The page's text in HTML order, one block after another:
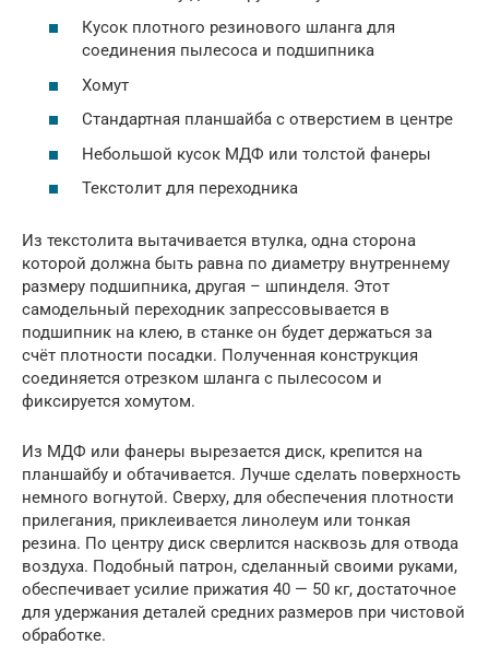
Кусок плотного резинового шланга для
соединения пылесоса и подшипника
Хомут
Стандартная планшайба с отверстием в центре
Небольшой кусок МДФ или толстой фанеры
Текстолит для переходника
Из текстолита вытачивается втулка, одна сторона
которой должна быть равна по диаметру внутреннему
размеру подшипника, другая – шпинделя. Этот
самодельный переходник запрессовывается в
подшипник на клею, в станке он будет держаться за
счёт плотности посадки. Полученная конструкция
соединяется отрезком шланга с пылесосом и
фиксируется хомутом.
Из МДФ или фанеры вырезается диск, крепится на
планшайбу и обтачивается. Лучше сделать поверхность
немного вогнутой. Сверху, для обеспечения плотности
прилегания, приклеивается линолеум или тонкая
резина. По центру диск сверлится насквозь для отвода
воздуха. Подобный патрон, сделанный своими руками,
обеспечивает усилие прижатия 40 — 50 кг, достаточное
для удержания деталей средних размеров при чистовой
обработке.